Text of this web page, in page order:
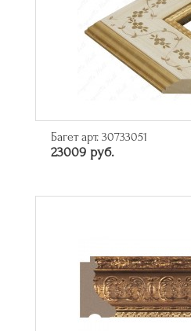
Багет арт. 30733051
23009 руб.